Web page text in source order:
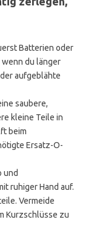
Batterien oder
du länger
aufgeblähte
saubere,
kleine Teile in
beim
Ersatz-O-
und
ruhiger Hand auf.
Vermeide
Kurzschlüsse zu